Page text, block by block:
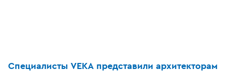
Специалисты VEKA представили архитекторам